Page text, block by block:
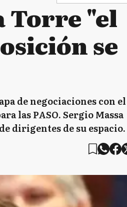
Torre "el
se
de negociaciones con el
las PASO. Sergio Massa
dirigentes de su espacio.